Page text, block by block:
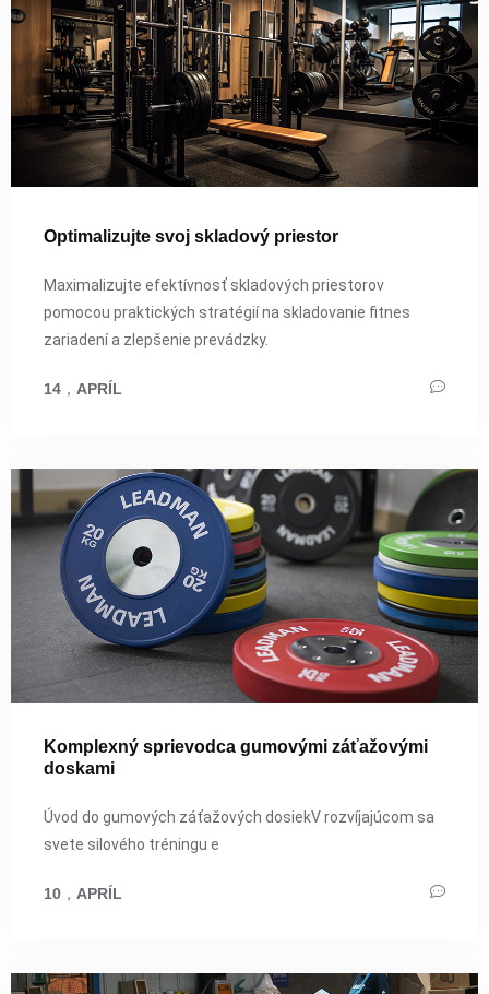
Optimalizujte svoj skladový priestor
Maximalizujte efektívnosť skladových priestorov
pomocou praktických stratégií na skladovanie fitnes
zariadení a zlepšenie prevádzky.
14 ， APRÍL
Komplexný sprievodca gumovými záťažovými
doskami
Úvod do gumových záťažových dosiekV rozvíjajúcom sa
svete silového tréningu e
10 ， APRÍL